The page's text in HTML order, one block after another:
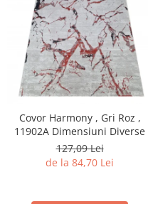
Covor Harmony , Gri Roz ,
11902A Dimensiuni Diverse
127,09 Lei
de la 84,70 Lei